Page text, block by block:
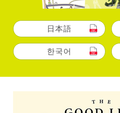
日本語
한국어